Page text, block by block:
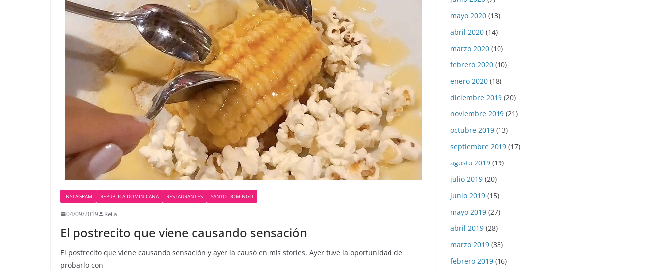
INSTAGRAM REPÚBLICA DOMINICANA RESTAURANTES SANTO DOMINGO
04/09/2019 Keila
El postrecito que viene causando sensación
El postrecito que viene causando sensación y ayer la causó en mis stories. Ayer tuve la oportunidad de
probarlo con
mayo 2020 (13)
abril 2020 (14)
marzo 2020 (10)
febrero 2020 (10)
enero 2020 (18)
diciembre 2019 (20)
noviembre 2019 (21)
octubre 2019 (13)
septiembre 2019 (17)
agosto 2019 (19)
julio 2019 (20)
junio 2019 (15)
mayo 2019 (27)
abril 2019 (28)
marzo 2019 (33)
febrero 2019 (16)